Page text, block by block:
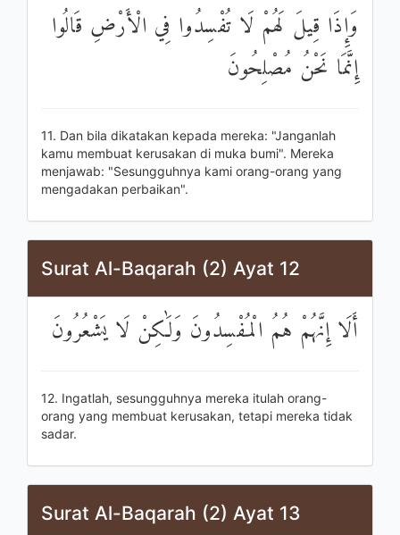
وَإِذَا قِيلَ لَهُمْ لَا تُفْسِدُوا فِي الْأَرْضِ قَالُوا
إِنَّمَا نَحْنُ مُصْلِحُونَ
11. Dan bila dikatakan kepada mereka: "Janganlah
kamu membuat kerusakan di muka bumi". Mereka
menjawab: "Sesungguhnya kami orang-orang yang
mengadakan perbaikan".
Surat Al-Baqarah (2) Ayat 12
أَلَا إِنَّهُمْ هُمُ الْمُفْسِدُونَ وَلَٰكِنْ لَا يَشْعُرُونَ
12. Ingatlah, sesungguhnya mereka itulah orang-
orang yang membuat kerusakan, tetapi mereka tidak
sadar.
Surat Al-Baqarah (2) Ayat 13